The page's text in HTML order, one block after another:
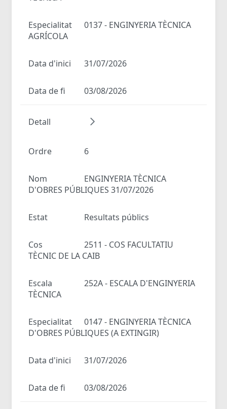
Especialitat
0137 - ENGINYERIA TÈCNICA
AGRÍCOLA
Data d'inici 31/07/2026
Data de fi 03/08/2026
Detall
Ordre 6
Nom
ENGINYERIA TÈCNICA
D'OBRES PÚBLIQUES 31/07/2026
Estat Resultats públics
Cos
2511 - COS FACULTATIU
TÈCNIC DE LA CAIB
Escala
252A - ESCALA D'ENGINYERIA
TÈCNICA
Especialitat
0147 - ENGINYERIA TÈCNICA
D'OBRES PÚBLIQUES (A EXTINGIR)
Data d'inici 31/07/2026
Data de fi 03/08/2026